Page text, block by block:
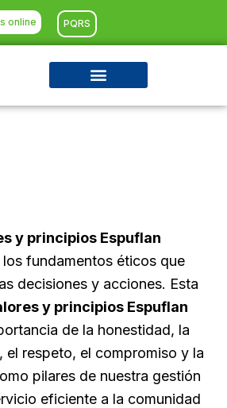
online PQRS
y principios Espuflan
fundamentos éticos que
decisiones y acciones. Esta
y principios Espuflan
de la honestidad, la
el respeto, el compromiso y la
pilares de nuestra gestión
eficiente a la comunidad